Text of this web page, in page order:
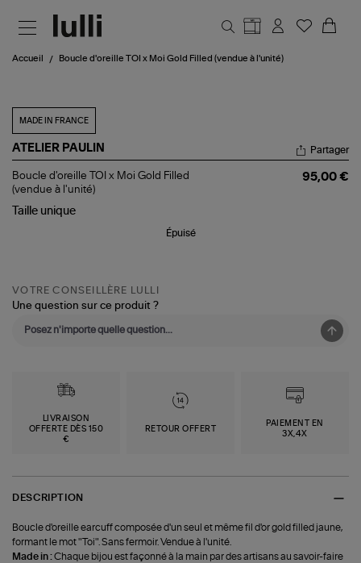
Accueil Boucle d'oreille TOI x Moi Gold Filled (vendue à l'unité)
MADE IN FRANCE
ATELIER PAULIN
Boucle
d'oreille
x
l'unité)
Partager
Boucle d'oreille TOI x Moi Gold Filled
(vendue à l'unité)
95,00 €
Taille unique
Épuisé
VOTRE CONSEILLÈRE LULLI
Une question sur ce produit ?
LIVRAISON
OFFERTE DÈS 150
€
RETOUR OFFERT
PAIEMENT EN
3X,4X
DESCRIPTION
Boucle d'oreille earcuff composée d'un seul et même fil d'or gold filled jaune,
formant le mot "Toi". Sans fermoir. Vendue à l'unité.
Made in :Chaque bijou est façonné à la main par des artisans au savoir-faire